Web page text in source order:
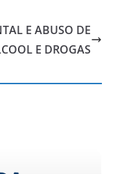
E ABUSO DE
E DROGAS